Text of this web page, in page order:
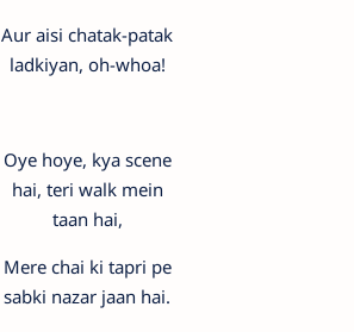
Aur aisi chatak-patak
ladkiyan, oh-whoa!
Oye hoye, kya scene
hai, teri walk mein
taan hai,
Mere chai ki tapri pe
sabki nazar jaan hai.